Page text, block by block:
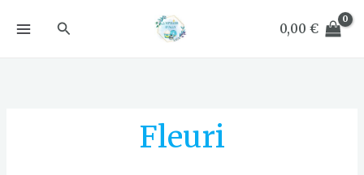
Rechercher 0,00 €
Fleuri